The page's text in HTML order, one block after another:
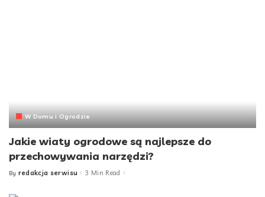
W Domu i Ogrodzie
Jakie wiaty ogrodowe są najlepsze do
przechowywania narzędzi?
Posted
By redakcja serwisu 3 Min Read